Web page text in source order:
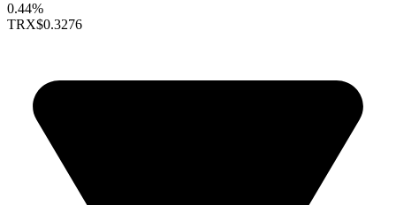
0.44%
TRX$0.3276